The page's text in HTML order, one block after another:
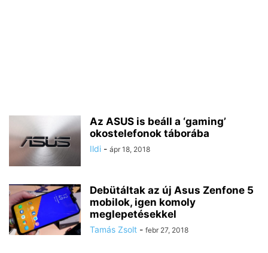
Az ASUS is beáll a ‘gaming’
okostelefonok táborába
Ildi - ápr 18, 2018
Debütáltak az új Asus Zenfone 5
mobilok, igen komoly
meglepetésekkel
Tamás Zsolt - febr 27, 2018